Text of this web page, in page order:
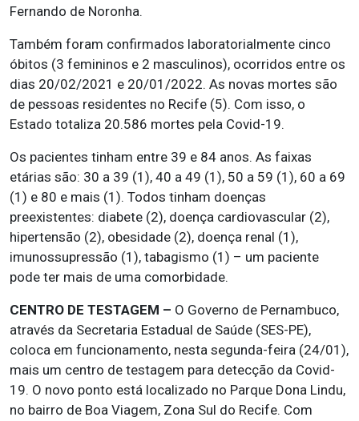
Fernando de Noronha.
Também foram confirmados laboratorialmente cinco
óbitos (3 femininos e 2 masculinos), ocorridos entre os
dias 20/02/2021 e 20/01/2022. As novas mortes são
de pessoas residentes no Recife (5). Com isso, o
Estado totaliza 20.586 mortes pela Covid-19.
Os pacientes tinham entre 39 e 84 anos. As faixas
etárias são: 30 a 39 (1), 40 a 49 (1), 50 a 59 (1), 60 a 69
(1) e 80 e mais (1). Todos tinham doenças
preexistentes: diabete (2), doença cardiovascular (2),
hipertensão (2), obesidade (2), doença renal (1),
imunossupressão (1), tabagismo (1) – um paciente
pode ter mais de uma comorbidade.
CENTRO DE TESTAGEM – O Governo de Pernambuco,
através da Secretaria Estadual de Saúde (SES-PE),
coloca em funcionamento, nesta segunda-feira (24/01),
mais um centro de testagem para detecção da Covid-
19. O novo ponto está localizado no Parque Dona Lindu,
no bairro de Boa Viagem, Zona Sul do Recife. Com